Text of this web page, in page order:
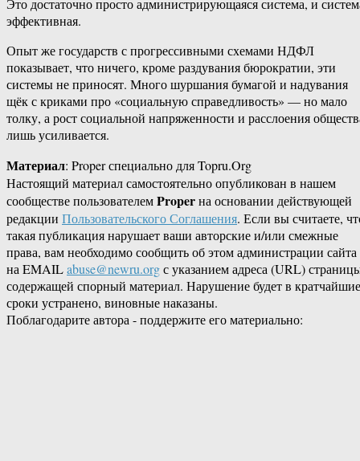
Это достаточно просто администрирующаяся система, и
эффективная.
Опыт же государств с прогрессивными схемами НДФЛ
показывает, что ничего, кроме раздувания бюрократии, эти
системы не приносят. Много шуршания бумагой и надувания
щёк с криками про «социальную справедливость» — но мало
толку, а рост социальной напряженности и расслоения
лишь усиливается.
Материал: Proper специально для Topru.Org
Настоящий материал самостоятельно опубликован в нашем
сообществе пользователемProperна основании действующей
редакции Пользовательского Соглашения. Если вы считаете,
такая публикация нарушает ваши авторские и/или смежные
права, вам необходимо сообщить об этом администрации сайта
на EMAILabuse@newru.orgс указанием адреса (URL)
содержащей спорный материал. Нарушение будет в кратчайшие
сроки устранено, виновные наказаны.
Поблагодарите автора - поддержите его материально: